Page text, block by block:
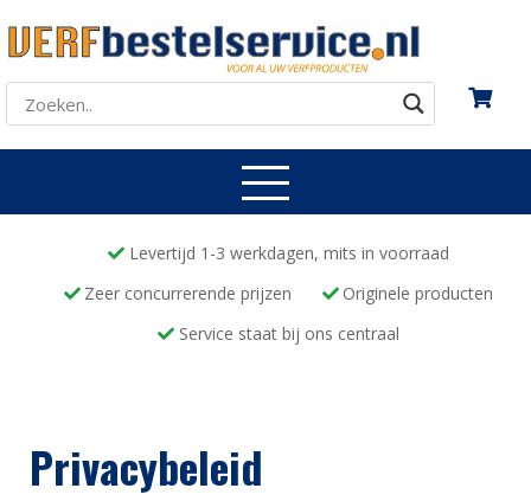
Levertijd 1-3 werkdagen, mits in voorraad
Zeer concurrerende prijzen
Originele producten
Service staat bij ons centraal
Privacybeleid